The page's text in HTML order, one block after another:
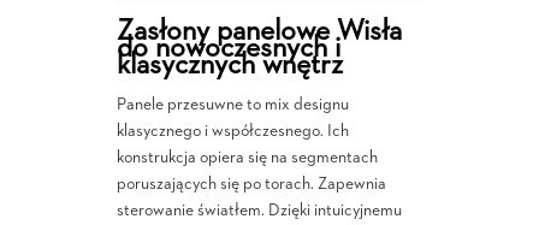
Zasłony panelowe Wisła
do nowoczesnych i
klasycznych wnętrz
Panele przesuwne to mix designu
klasycznego i współczesnego. Ich
konstrukcja opiera się na segmentach
poruszających się po torach. Zapewnia
sterowanie światłem. Dzięki intuicyjnemu